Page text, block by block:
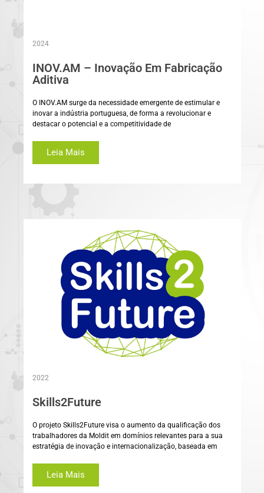
2024
INOV.AM – Inovação Em Fabricação
Aditiva
O INOV.AM surge da necessidade emergente de estimular e
inovar a indústria portuguesa, de forma a revolucionar e
destacar o potencial e a competitividade de
Leia Mais
2022
Skills2Future
O projeto Skills2Future visa o aumento da qualificação dos
trabalhadores da Moldit em domínios relevantes para a sua
estratégia de inovação e internacionalização, baseada em
Leia Mais